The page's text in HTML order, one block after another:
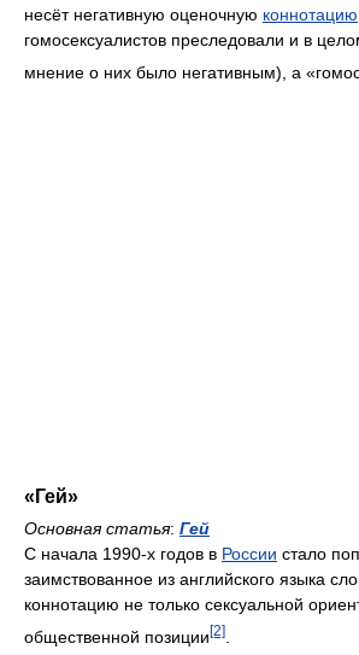
несёт негативную оценочную коннотацию
гомосексуалистов преследовали и в
мнение о них было негативным), а
«Гей»
Основная статья: Гей
С начала 1990-х годов в России стало
заимствованное из английского языка
коннотацию не только сексуальной
общественной позиции [2]